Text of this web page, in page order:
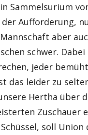
Sammelsurium
Aufforderung,
aber
schwer.
jeder
das leider zu
Hertha über
Zuschauer
soll